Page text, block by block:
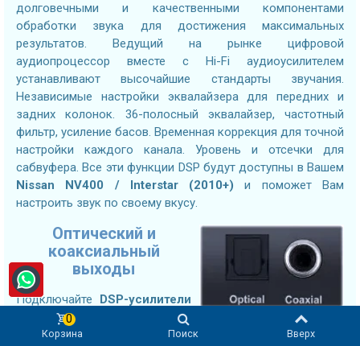
долговечными и качественными компонентами
обработки звука для достижения максимальных
результатов. Ведущий на рынке цифровой
аудиопроцессор вместе с Hi-Fi аудиоусилителем
устанавливают высочайшие стандарты звучания.
Независимые настройки эквалайзера для передних и
задних колонок. 36-полосный эквалайзер, частотный
фильтр, усиление басов. Временная коррекция для точной
настройки каждого канала. Уровень и отсечки для
сабвуфера. Все эти функции DSP будут доступны в Вашем
Nissan NV400 / Interstar (2010+) и поможет Вам
настроить звук по своему вкусу.
Оптический и
коаксиальный
выходы
Подключайте
DSP-усилители
следующего поколения используя оптический или
коаксиальный цифровой вход без потерь. Подключение
Корзина
0
Поиск Вверх